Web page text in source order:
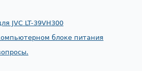
JVC LT-39VH300
блоке питания